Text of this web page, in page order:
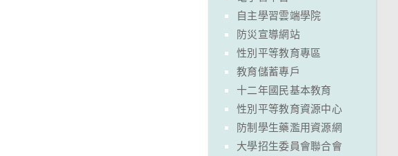
自主學習雲端學院
防災宣導網站
性別平等教育專區
教育儲蓄專戶
十二年國民基本教育
性別平等教育資源中心
防制學生藥濫用資源網
大學招生委員會聯合會